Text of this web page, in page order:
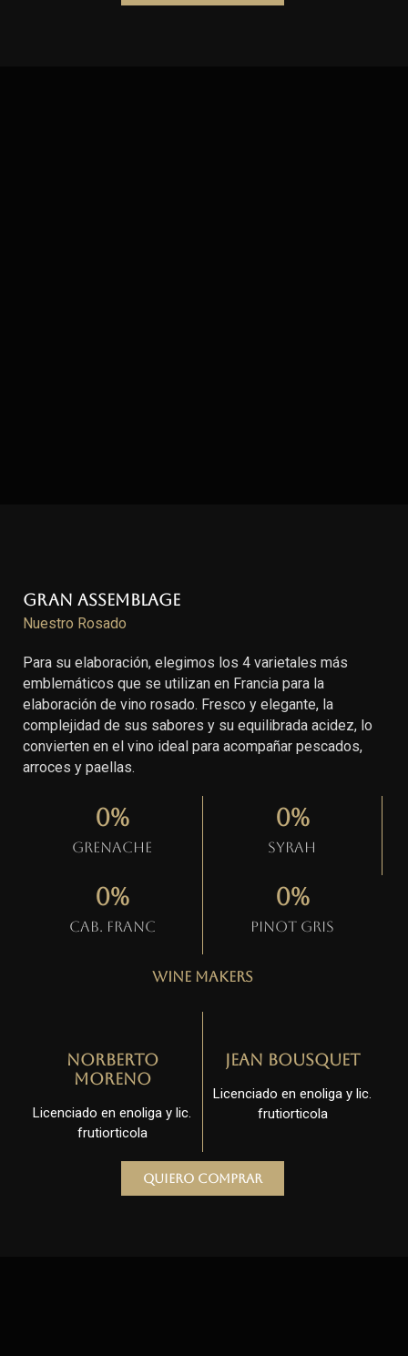
Gran Assemblage
Nuestro Rosado
Para su elaboración, elegimos los 4 varietales más
emblemáticos que se utilizan en Francia para la
elaboración de vino rosado. Fresco y elegante, la
complejidad de sus sabores y su equilibrada acidez, lo
convierten en el vino ideal para acompañar pescados,
arroces y paellas.
Grenache
0%
Syrah
0%
Cab. Franc
0%
Pinot gris
0%
Wine Makers
Norberto
Moreno
Licenciado en enoliga y lic.
frutiorticola
Jean Bousquet
Licenciado en enoliga y lic.
frutiorticola
Quiero comprar